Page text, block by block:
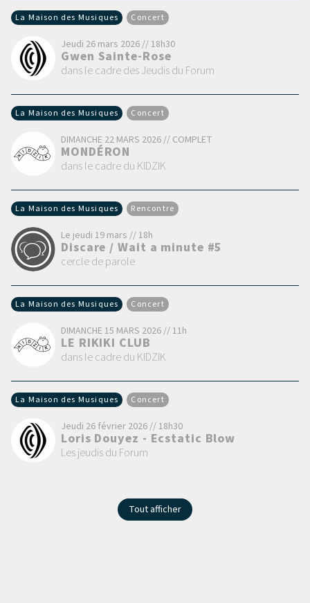
La Maison des Musiques Concert
Jeudi 26 mars 2026 // 18h30
Gwen Sainte-Rose
dans le cadre des Jeudis du Forum
La Maison des Musiques Concert
DIMANCHE 22 MARS 2026 // COMPLET
MONDÉRON
dans le cadre du KIDZIK
La Maison des Musiques Rencontre
Le jeudi 19 mars // 18h
Discare / Wait a minute #5
cercle de parole
La Maison des Musiques Concert
DIMANCHE 15 MARS 2026 // 11h
LE RIKIKI CLUB
dans le cadre du KIDZIK
La Maison des Musiques Concert
Jeudi 26 février 2026 // 18h30
Loris Douyez - Ecstatic Blow
Les jeudis du Forum
Tout afficher